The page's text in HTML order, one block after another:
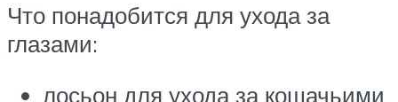
Что понадобится для ухода за
глазами:
лосьон для ухода за кошачьими